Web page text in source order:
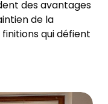
des avantages
de la
qui défient